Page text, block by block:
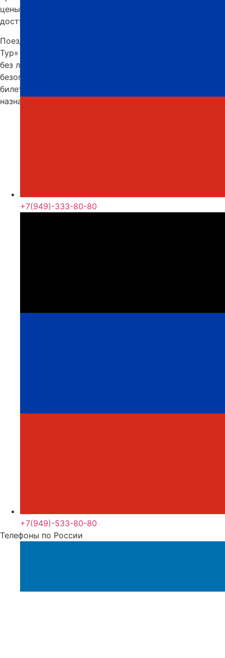
цены, чтобы поездка была не только комфортной, но и
доступной.
Поездка из Алушты в Перевальск на автобусе «Профи-
Тур» — это возможность насладиться путешествием
без лишних забот. Мы гарантируем комфорт,
безопасность и выгодные цены. Забронируйте свой
билет прямо сейчас и отправляйтесь в пункт
назначения без хлопот и лишних трат!
+7(949)-333-80-80
+7(949)-533-80-80
Телефоны по России